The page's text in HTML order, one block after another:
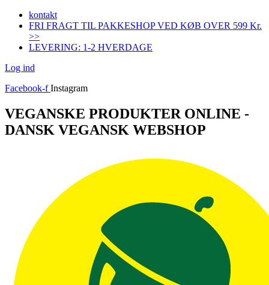
Videre
indhold
kontakt
FRI FRAGT TIL PAKKESHOP VED KØB OVER 599 Kr.
>>
LEVERING: 1-2 HVERDAGE
Log ind
Facebook-f Instagram
VEGANSKE PRODUKTER ONLINE -
DANSK VEGANSK WEBSHOP